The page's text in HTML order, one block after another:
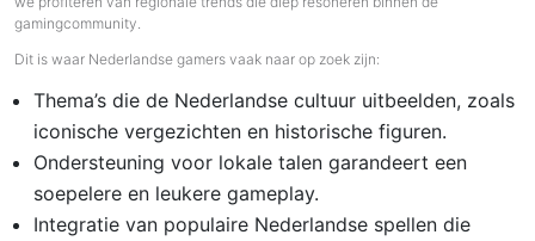
gamingcommunity.
Dit is waar Nederlandse gamers vaak naar op zoek zijn:
Thema’s die de Nederlandse cultuur uitbeelden, zoals
iconische vergezichten en historische figuren.
Ondersteuning voor lokale talen garandeert een
soepelere en leukere gameplay.
Integratie van populaire Nederlandse spellen die